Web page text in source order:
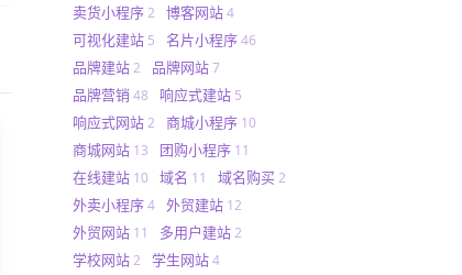
卖货小程序 2 博客网站 4
可视化建站 5 名片小程序 46
品牌建站 2 品牌网站 7
品牌营销 48 响应式建站 5
响应式网站 2 商城小程序 10
商城网站 13 团购小程序 11
在线建站 10 域名 11 域名购买 2
外卖小程序 4 外贸建站 12
外贸网站 11 多用户建站 2
学校网站 2 学生网站 4